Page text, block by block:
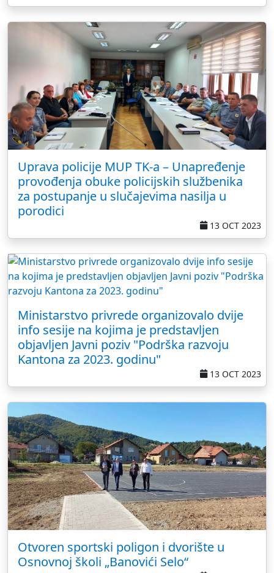
Uprava policije MUP TK-a – Unapređenje
provođenja obuke policijskih službenika
za postupanje u slučajevima nasilja u
porodici
13 OCT 2023
Ministarstvo privrede organizovalo dvije
info sesije na kojima je predstavljen
objavljen Javni poziv "Podrška razvoju
Kantona za 2023. godinu"
13 OCT 2023
Otvoren sportski poligon i dvorište u
Osnovnoj školi „Banovići Selo“